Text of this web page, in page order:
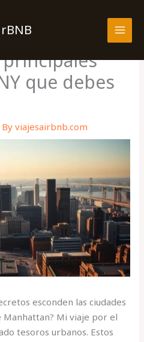
que debes
Byviajesairbnb.com
esconden las ciudades
Manhattan? Mi viaje por el
tesoros urbanos. Estos